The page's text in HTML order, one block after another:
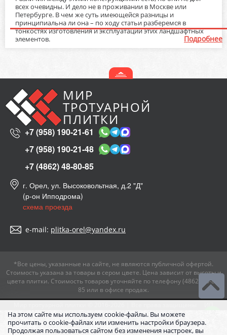
всех очевидны. И дело не в проживании в Москве или
Петербурге. В чем же суть имеющейся разницы и
принципиальна ли она – по ходу статьи разберемся в
тонкостях изготовления и эксплуатации этих ландшафтных
элементов.
Подробнее
МИР
ТРОТУАРНОЙ
ПЛИТКИ
+7 (958) 190-21-61
+7 (958) 190-21-48
+7 (4862) 48-80-85
г. Орел, ул. Высоковольтная, д.2 "Д"
(р-он Ипподрома)
схема проезда
e-mail: plitka-orel@yandex.ru
Семин В.И.
*Все цены, указанные на сайте, не являются публичной офертой.
Стоимость указана за товары в сером цвете. Цена зависит от высоты и
цвета плитки. Стоимость товаров уточняйте по телефону (4862) 48-80-
85 или в офисе продаж.
На этом сайте мы используем cookie-файлы. Вы можете
прочитать о cookie-файлах или изменить настройки браузера.
Продолжая пользоваться сайтом без изменения настроек, вы